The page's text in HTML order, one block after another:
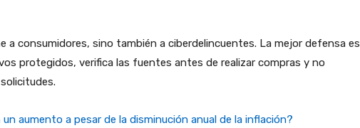
a consumidores, sino también a ciberdelincuentes. La mejor defensa es
protegidos, verifica las fuentes antes de realizar compras y no
aumento a pesar de la disminución anual de la inflación?